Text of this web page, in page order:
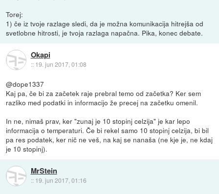
Torej:
1) če iz tvoje razlage sledi, da je možna komunikacija hitrejša od
svetlobne hitrosti, je tvoja razlaga napačna. Pika, konec debate.
Okapi
:: 19. jun 2017, 01:08
@dope1337
Kaj pa, če bi za začetek raje prebral temo od začetka? Ker sem
razliko med podatki in informacijo že precej na začetku omenil.
In ne, nimaš prav, ker "zunaj je 10 stopinj celzija" je kar lepo
informacija o temperaturi. Če bi rekel samo 10 stopinj celzija, bi bil
pa res podatek, ker nič ne veš, na kaj se nanaša (ne kje je, ne kdaj
je 10 stopinj).
MrStein
:: 19. jun 2017, 01:16